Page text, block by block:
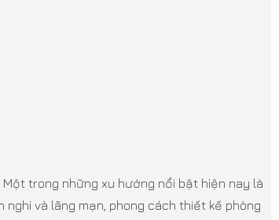
trong những xu hướng nổi bật hiện nay là
và lãng mạn, phong cách thiết kế phòng